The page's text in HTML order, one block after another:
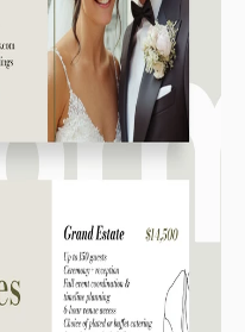
PowerPoint?
e PowerPoint.
texto e imagens.
as cores ao seu
gratuito.
após edição?